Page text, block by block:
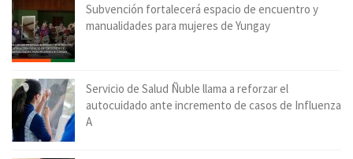
Subvención fortalecerá espacio de encuentro y
manualidades para mujeres de Yungay
Servicio de Salud Ñuble llama a reforzar el
autocuidado ante incremento de casos de Influenza
A